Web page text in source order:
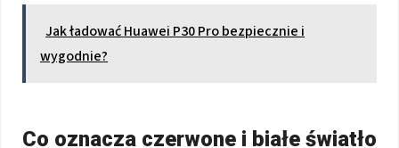
Jak ładować Huawei P30 Pro bezpiecznie i
wygodnie?
Co oznacza czerwone i białe światło